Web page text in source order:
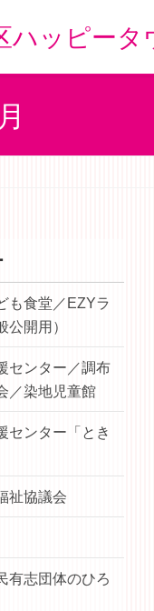
ハッピータ
食堂／EZYラ
公開用）
ンター／調布
／染地児童館
センター「とき
祉協議会
志団体のひろ